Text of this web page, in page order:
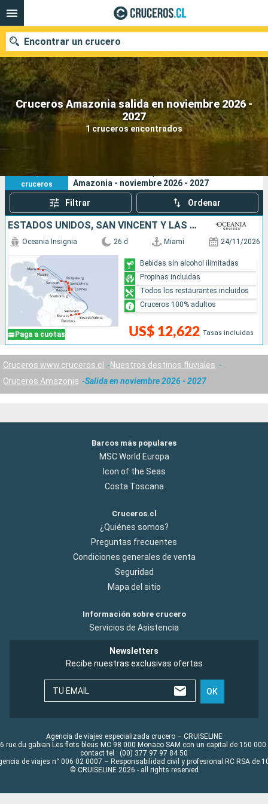
Cruceros Amazonia salida en noviembre 2026 -
2027
1 cruceros encontrados
Encontrar un crucero
Nuestros destinos
Fecha de salida
Buscar
1
cruceros
Amazonia - noviembre 2026 - 2027
Filtrar Ordenar
ESTADOS UNIDOS, SAN VINCENT Y LAS GRANADINAS, ANTIGUA Y BARBUDA, SANTA LUCIA, TRINIDAD Y TOBAGO, BRASIL, BARBADOS, DOMINICA, SAN MARTÍN, PUERTO RICO, BAHAMAS
Paga a cuotas
Oceania Insignia 26 d Miami 24/11/2026
US$ 12,622 Tasas incluidas
Bebidas sin alcohol ilimitadas
Propinas incluidas
Todos los restaurantes incluidos
Cruceros 100% adultos
Cruceros www.cruceros.cl
Nuestros destinos fluviales
Cruceros Amazonia
Salida en noviembre 2026 - 2027
Barcos más populares
MSC World Europa
Icon of the Seas
Costa Toscana
Cruceros.cl
¿Quiénes somos?
Preguntas frecuentes
Condiciones generales de venta
Seguridad
Mapa del sitio
Información sobre crucero
Servicios de Asistencia
Newsletters
Recibe nuestras exclusivas ofertas
TU EMAIL OK
Agencia de viajes especializada crucero – CRUISELINE
rue du gabian Les flots bleus MC 98 000 Monaco SAM con un capital de 150 000
contact tel : (00) 377 97 97 84 50
de viajes n° 006 02 0007 – Responsabilidad civil y profesional RC RSA de
© CRUISELINE 2026 - all rights reserved